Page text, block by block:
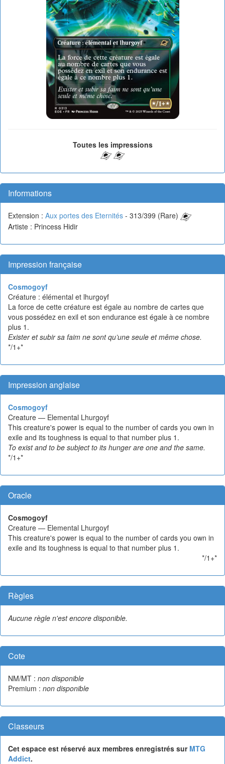
Toutes les impressions
Informations
Extension : Aux portes des Eternités - 313/399 (Rare)
Artiste : Princess Hidir
Impression française
Cosmogoyf
Créature : élémental et lhurgoyf
La force de cette créature est égale au nombre de cartes que
vous possédez en exil et son endurance est égale à ce nombre
plus 1.
Exister et subir sa faim ne sont qu’une seule et même chose.
*/1+*
Impression anglaise
Cosmogoyf
Creature — Elemental Lhurgoyf
This creature's power is equal to the number of cards you own in
exile and its toughness is equal to that number plus 1.
To exist and to be subject to its hunger are one and the same.
*/1+*
Oracle
Cosmogoyf
Creature — Elemental Lhurgoyf
This creature's power is equal to the number of cards you own in
exile and its toughness is equal to that number plus 1.
*/1+*
Règles
Aucune règle n'est encore disponible.
Cote
NM/MT : non disponible
Premium : non disponible
Classeurs
Cet espace est réservé aux membres enregistrés sur MTG
Addict.